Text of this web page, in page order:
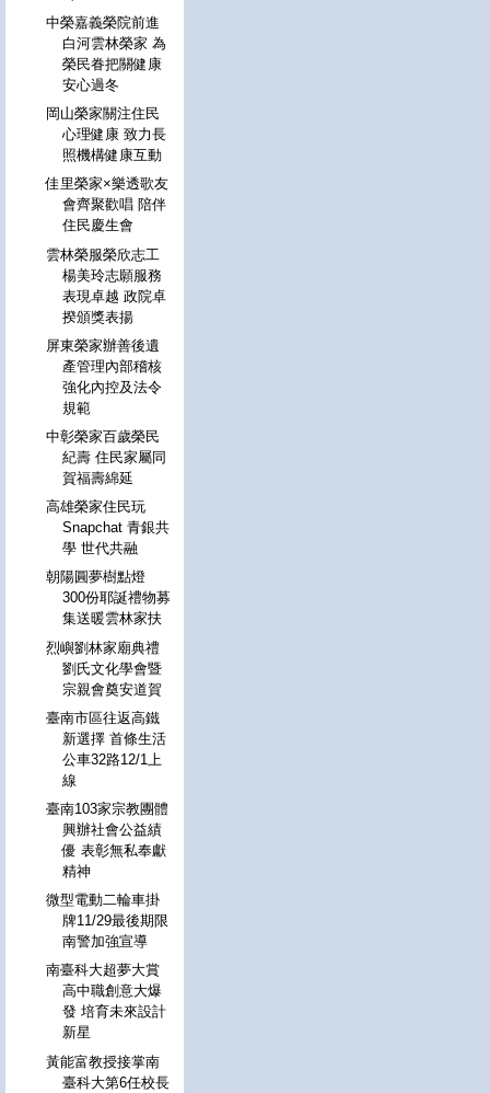
中榮嘉義榮院前進
白河雲林榮家 為
榮民眷把關健康
安心過冬
岡山榮家關注住民
心理健康 致力長
照機構健康互動
佳里榮家×樂透歌友
會齊聚歡唱 陪伴
住民慶生會
雲林榮服榮欣志工
楊美玲志願服務
表現卓越 政院卓
揆頒獎表揚
屏東榮家辦善後遺
產管理內部稽核
強化內控及法令
規範
中彰榮家百歲榮民
紀壽 住民家屬同
賀福壽綿延
高雄榮家住民玩
Snapchat 青銀共
學 世代共融
朝陽圓夢樹點燈
300份耶誕禮物募
集送暖雲林家扶
烈嶼劉林家廟典禮
劉氏文化學會暨
宗親會奠安道賀
臺南市區往返高鐵
新選擇 首條生活
公車32路12/1上
線
臺南103家宗教團體
興辦社會公益績
優 表彰無私奉獻
精神
微型電動二輪車掛
牌11/29最後期限
南警加強宣導
南臺科大超夢大賞
高中職創意大爆
發 培育未來設計
新星
黃能富教授接掌南
臺科大第6任校長